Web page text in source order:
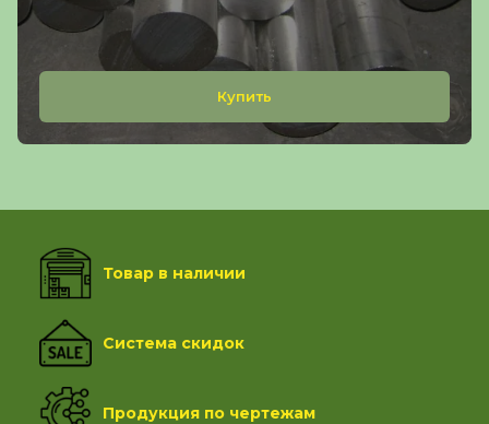
Купить
Товар в наличии
Система скидок
Продукция по чертежам